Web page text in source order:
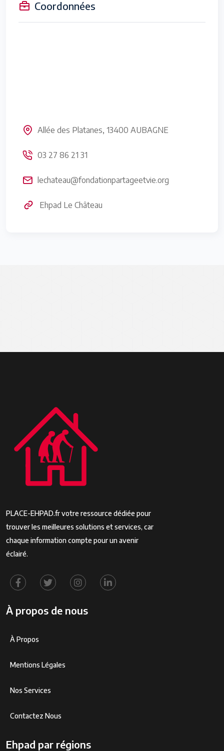
Coordonnées
Allée des Platanes, 13400 AUBAGNE
03 27 86 21 31
lechateau@fondationpartageetvie.org
Ehpad Le Château
PLACE-EHPAD.fr votre ressource dédiée pour
trouver les meilleures solutions et services, car
chaque information compte pour un avenir
éclairé.
À propos de nous
À Propos
Mentions Légales
Nos Services
Contactez Nous
Ehpad par régions